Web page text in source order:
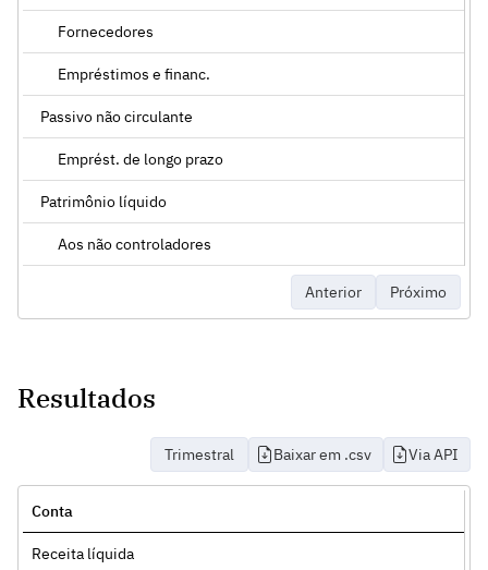
Fornecedores
Empréstimos e financ.
Passivo não circulante
Emprést. de longo prazo
Patrimônio líquido
Aos não controladores
Anterior Próximo
Resultados
Trimestral Baixar em .csv Via API
Conta
Receita líquida